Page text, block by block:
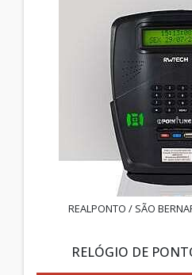
REALPONTO / SÃO
RELÓGIO DE